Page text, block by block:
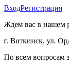
ВходРегистрация
Ждем вас в нашем
г. Воткинск, ул.
По всем вопросам